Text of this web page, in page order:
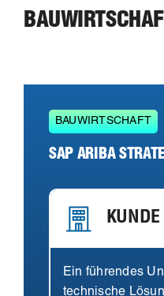
BAUWIRTSCHAFT
SAP ARIBA
KUNDE
Ein führendes
technische